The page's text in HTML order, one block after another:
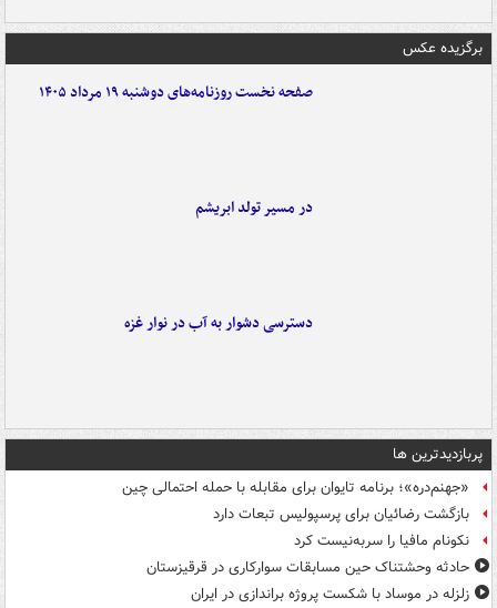
برگزیده عکس
صفحه نخست روزنامه‌های دوشنبه ۱۹ مرداد ۱۴۰۵
در مسیر تولد ابریشم
دسترسی دشوار به آب در نوار غزه
پربازدیدترین ها
«جهنم‌دره»؛ برنامه تایوان برای مقابله با حمله احتمالی چین
بازگشت رضائیان برای پرسپولیس تبعات دارد
نکونام مافیا را سربه‌نیست کرد
حادثه وحشتناک حین مسابقات سوارکاری در قرقیزستان
زلزله در موساد با شکست پروژه براندازی در ایران